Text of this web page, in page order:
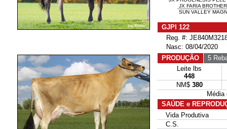
JX FARIA
SUN VALLEY
GJPI 122
Reg. #:
Nasc: 08/04/2020
PRODUÇÃO
5
Leite lbs
448
NM$ 380
SAÚDE e
Vida Produtiva
C.S.